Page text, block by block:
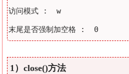
访问模式 :  w
1）close()方法